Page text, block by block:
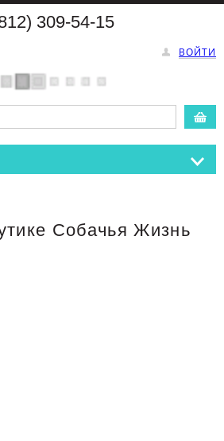
ВОЙТИ
309-54-15
Собачья Жизнь